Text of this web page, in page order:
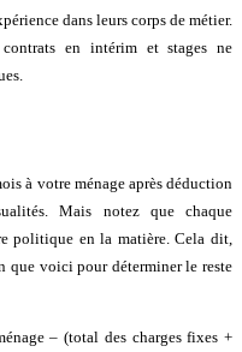
dans leurs corps de métier.
en intérim et stages ne
à votre ménage après déduction
Mais notez que chaque
politique en la matière. Cela dit,
que voici pour déterminer le reste
– (total des charges fixes +